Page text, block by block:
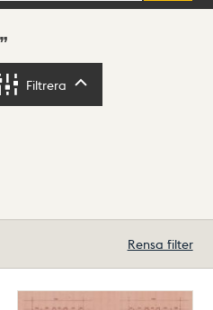
Filtrera
Rensa filter